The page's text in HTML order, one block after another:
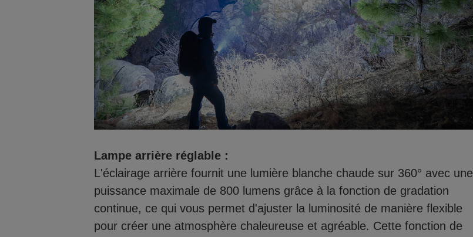
Lampe arrière réglable :
L'éclairage arrière fournit une lumière blanche chaude sur 360° avec une
puissance maximale de 800 lumens grâce à la fonction de gradation
continue, ce qui vous permet d'ajuster la luminosité de manière flexible
pour créer une atmosphère chaleureuse et agréable. Cette fonction de